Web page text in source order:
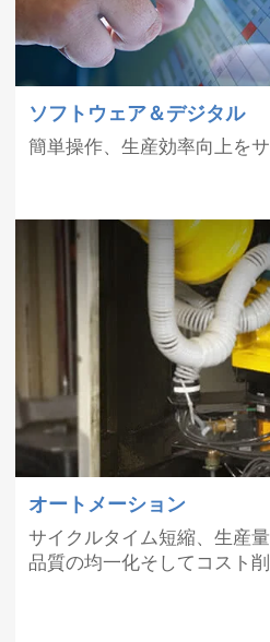
8月1
夏季休業のお知らせ
7月16
日
立形マシニングセン
ぽんぶらんど）賞を
5月23
【V300 特設サイト
SBTi認定を取得し
4月25
ゴールデンウィー
4月9
日
【
ープンしました。
ソフトウェア＆デジタル
簡単操作、生産効率向上を
オートメーション
サイクルタイム短縮、生産
品質の均一化そしてコスト